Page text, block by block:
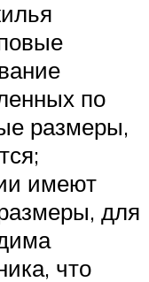
по
размеры,
имеют
для
что